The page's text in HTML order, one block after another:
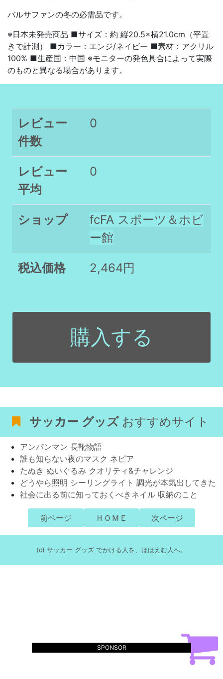
バルサファンの冬の必需品です。
※日本未発売商品 ■サイズ：約 縦20.5×横21.0cm（平置
きで計測） ■カラー：エンジ/ネイビー ■素材：アクリル
100% ■生産国：中国 ※モニターの発色具合によって実際
のものと異なる場合があります。
レビュー
件数
0
レビュー
平均
0
ショップ
fcFA スポーツ＆ホビ
ー館
税込価格 2,464円
購入する
サッカー グッズおすすめサイト
アンパンマン 長靴物語
誰も知らない夜のマスク ネピア
たぬき ぬいぐるみ クオリティ&チャレンジ
どうやら照明 シーリングライト 調光が本気出してきた
社会に出る前に知っておくべきネイル 収納のこと
前ページ ＨＯＭＥ 次ページ
(c) サッカー グッズ でかける人を、ほほえむ人へ。
SPONSOR